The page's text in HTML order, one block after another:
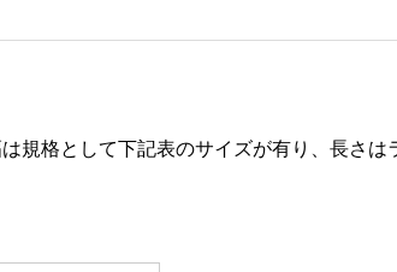
規格として下記表のサイズが有り、長さは